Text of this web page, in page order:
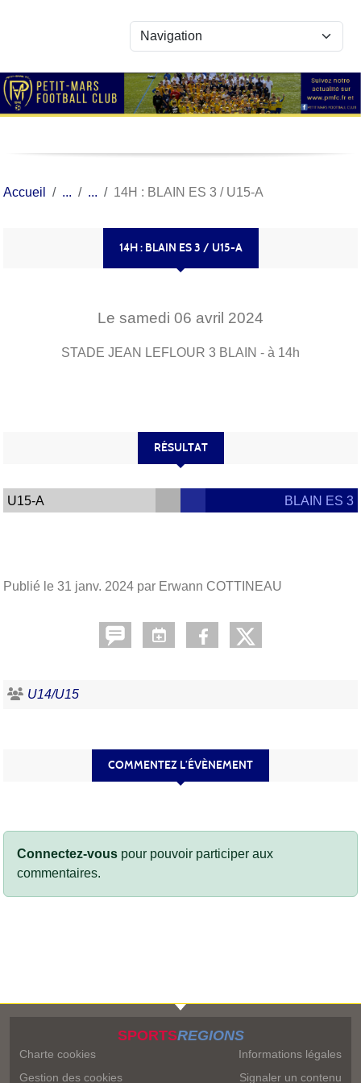
Accueil 14H : BLAIN ES 3 / U15-A
14H : BLAIN ES 3 / U15-A
Le samedi 06 avril 2024
STADE JEAN LEFLOUR 3 BLAIN - à 14h
RÉSULTAT
U15-A BLAIN ES 3
Publié le 31 janv. 2024 par Erwann COTTINEAU
U14/U15
COMMENTEZ L’ÉVÈNEMENT
Connectez-vous pour pouvoir participer aux
commentaires.
SPORTSREGIONS
Charte cookies
Gestion des cookies
Informations légales
Signaler un contenu